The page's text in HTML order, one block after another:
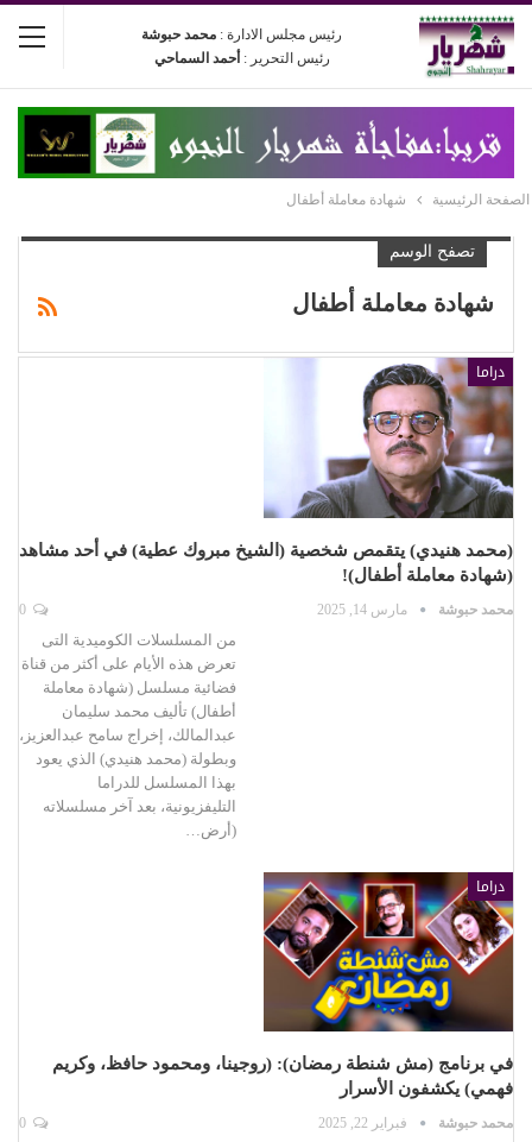
رئيس مجلس الادارة : محمد حبوشة
رئيس التحرير : أحمد السماحي
الصفحة الرئيسية شهادة معاملة أطفال
تصفح الوسم
شهادة معاملة أطفال
دراما
(محمد هنيدي) يتقمص شخصية (الشيخ مبروك عطية) في أحد مشاهد
(شهادة معاملة أطفال)!
محمد حبوشة مارس 14, 2025
من المسلسلات الكوميدية التى
تعرض هذه الأيام على أكثر من قناة
فضائية مسلسل (شهادة معاملة
أطفال) تأليف محمد سليمان
عبدالمالك، إخراج سامح عبدالعزيز،
وبطولة (محمد هنيدي) الذي يعود
بهذا المسلسل للدراما
التليفزيونية، بعد آخر مسلسلاته
(أرض…
دراما
في برنامج (مش شنطة رمضان): (روجينا، ومحمود حافظ، وكريم
فهمي) يكشفون الأسرار
محمد حبوشة فبراير 22, 2025